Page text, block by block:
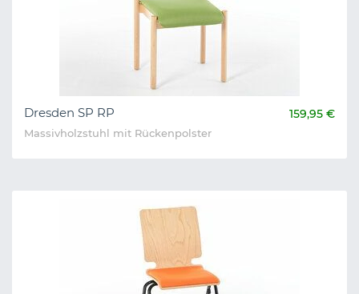
Dresden SP RP 159,95 €
Massivholzstuhl mit Rückenpolster